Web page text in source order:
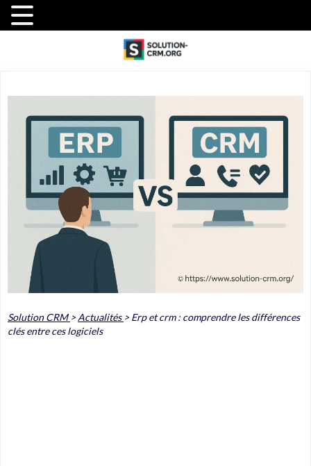
Solution CRM >Actualités >Erp et crm : comprendre les différences
clés entre ces logiciels